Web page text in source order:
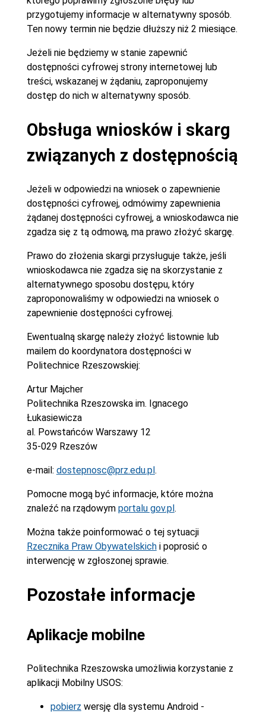
przygotujemy informacje w alternatywny sposób.
Ten nowy termin nie będzie dłuższy niż 2 miesiące.
Jeżeli nie będziemy w stanie zapewnić
dostępności cyfrowej strony internetowej lub
treści, wskazanej w żądaniu, zaproponujemy
dostęp do nich w alternatywny sposób.
Obsługa wniosków i skarg
związanych z dostępnością
Jeżeli w odpowiedzi na wniosek o zapewnienie
dostępności cyfrowej, odmówimy zapewnienia
żądanej dostępności cyfrowej, a wnioskodawca nie
zgadza się z tą odmową, ma prawo złożyć skargę.
Prawo do złożenia skargi przysługuje także, jeśli
wnioskodawca nie zgadza się na skorzystanie z
alternatywnego sposobu dostępu, który
zaproponowaliśmy w odpowiedzi na wniosek o
zapewnienie dostępności cyfrowej.
Ewentualną skargę należy złożyć listownie lub
mailem do koordynatora dostępności w
Politechnice Rzeszowskiej:
Artur Majcher
Politechnika Rzeszowska im. Ignacego
Łukasiewicza
al. Powstańców Warszawy 12
35-029 Rzeszów
e-mail: dostepnosc@prz.edu.pl .
Pomocne mogą być informacje, które można
znaleźć na rządowym portalu gov.pl .
Można także poinformować o tej sytuacji
Rzecznika Praw Obywatelskichi poprosić o
interwencję w zgłoszonej sprawie.
Pozostałe informacje
Aplikacje mobilne
Politechnika Rzeszowska umożliwia korzystanie z
aplikacji Mobilny USOS:
pobierz wersję dla systemu Android -